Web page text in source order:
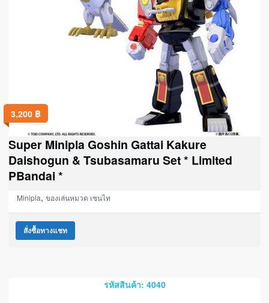
3,200 ฿
Super Minipla Goshin Gattai Kakure
Daishogun & Tsubasamaru Set * Limited
PBandai *
Minipla, ของเล่นหมวด เซนไท
สั่งซื้อทางแชท
รหัสสินค้า: 4040